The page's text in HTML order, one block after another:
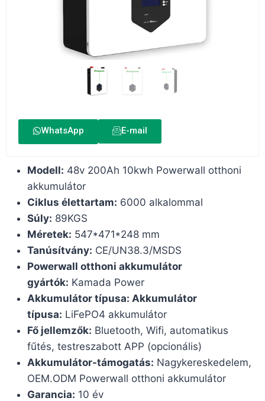
WhatsApp E-mail
Modell: 48v 200Ah 10kwh Powerwall otthoni
akkumulátor
Ciklus élettartam: 6000 alkalommal
Súly: 89KGS
Méretek: 547*471*248 mm
Tanúsítvány: CE/UN38.3/MSDS
Powerwall otthoni akkumulátor
gyártók: Kamada Power
Akkumulátor típusa: Akkumulátor
típusa: LiFePO4 akkumulátor
Fő jellemzők: Bluetooth, Wifi, automatikus
fűtés, testreszabott APP (opcionális)
Akkumulátor-támogatás: Nagykereskedelem,
OEM.ODM Powerwall otthoni akkumulátor
Garancia: 10 év